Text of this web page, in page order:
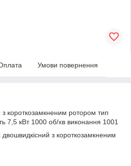
Умови повернення
з короткозамкненим ротором тип
7,5 кВт 1000 об/хв виконання 1001
з короткозамкненим